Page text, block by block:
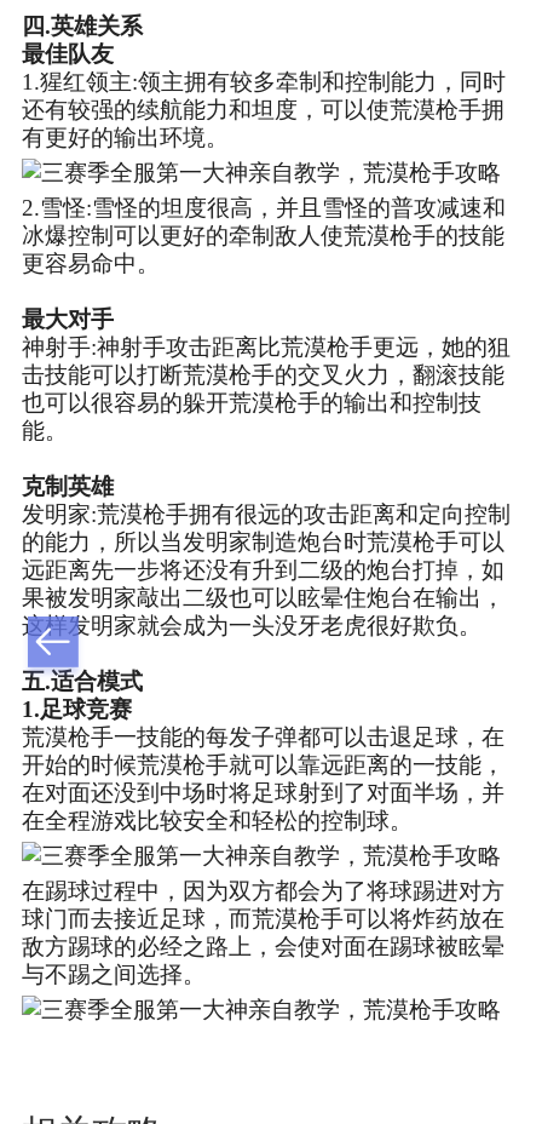
四.英雄关系
最佳队友
1.猩红领主:领主拥有较多牵制和控制能力，同时
还有较强的续航能力和坦度，可以使荒漠枪手拥
有更好的输出环境。
2.雪怪:雪怪的坦度很高，并且雪怪的普攻减速和
冰爆控制可以更好的牵制敌人使荒漠枪手的技能
更容易命中。
最大对手
神射手:神射手攻击距离比荒漠枪手更远，她的狙
击技能可以打断荒漠枪手的交叉火力，翻滚技能
也可以很容易的躲开荒漠枪手的输出和控制技
能。
克制英雄
发明家:荒漠枪手拥有很远的攻击距离和定向控制
的能力，所以当发明家制造炮台时荒漠枪手可以
远距离先一步将还没有升到二级的炮台打掉，如
果被发明家敲出二级也可以眩晕住炮台在输出，
这样发明家就会成为一头没牙老虎很好欺负。
五.适合模式
1.足球竞赛
荒漠枪手一技能的每发子弹都可以击退足球，在
开始的时候荒漠枪手就可以靠远距离的一技能，
在对面还没到中场时将足球射到了对面半场，并
在全程游戏比较安全和轻松的控制球。
在踢球过程中，因为双方都会为了将球踢进对方
球门而去接近足球，而荒漠枪手可以将炸药放在
敌方踢球的必经之路上，会使对面在踢球被眩晕
与不踢之间选择。